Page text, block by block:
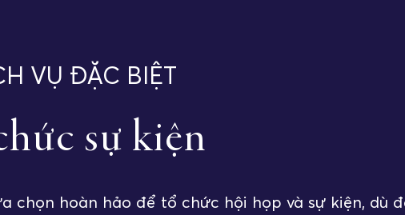
+84 2573 666 678
VỤ ĐẶC BIỆT
sự kiện
chọn hoàn hảo để tổ chức hội họp và sự kiện, dù